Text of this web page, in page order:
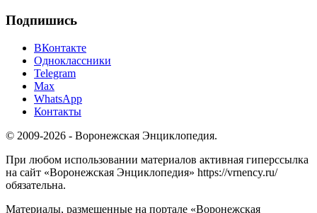
Подпишись
ВКонтакте
Одноклассники
Telegram
Max
WhatsApp
Контакты
© 2009-2026 - Воронежская Энциклопедия.
При любом использовании материалов активная гиперссылка
на сайт «Воронежская Энциклопедия» https://vrnency.ru/
обязательна.
Материалы, размещенные на портале «Воронежская